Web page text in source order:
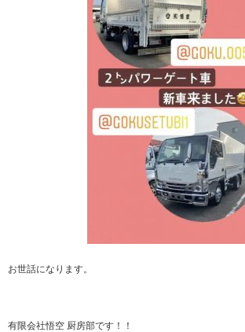
お世話になります。
有限会社悟空 厨房部です！！